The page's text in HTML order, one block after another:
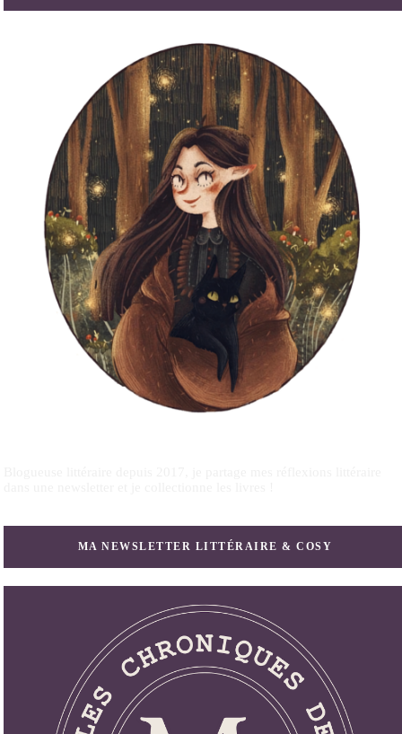
MA NEWSLETTER LITTÉRAIRE & COSY